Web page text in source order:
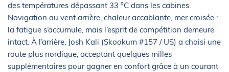
des températures dépassant 33 °C dans les cabines.
Navigation au vent arrière, chaleur accablante, mer croisée :
la fatigue s’accumule, mais l’esprit de compétition demeure
intact. À l’arrière, Josh Kali (Skookum #157 / US) a choisi une
route plus nordique, acceptant quelques milles
supplémentaires pour gagner en confort grâce à un courant